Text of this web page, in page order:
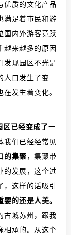
优质的文化产品
满足着市民和游
国内外游客竞跃
越来越多的原因
发现园区不光是
人口发生了变
发生着变化。
区已经变成了一
我们已经经常见
的集聚，集聚带
的发展，这个过
这样的话吸引
的还是人美。
古城苏州，跟我
相承的。从这个